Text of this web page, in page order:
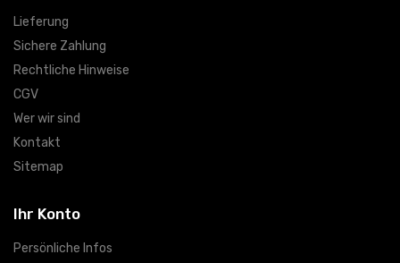
Lieferung
Sichere Zahlung
Rechtliche Hinweise
CGV
Wer wir sind
Kontakt
Sitemap
Ihr Konto
Persönliche Infos